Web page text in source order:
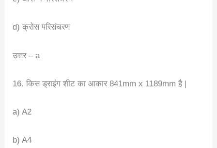
d) क्रोस परिसंचरण
उत्तर – a
16. किस ड्राइंग शीट का आकार 841mm x 1189mm है |
a) A2
b) A4